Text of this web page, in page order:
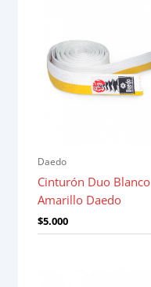
Daedo
Cinturón Duo Blanco
Amarillo Daedo
$5.000